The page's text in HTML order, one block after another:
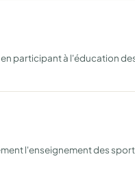
participant à l'éducation
l'enseignement des